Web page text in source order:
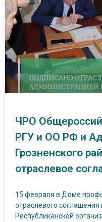
ЧРО
РГУ и ОО РФ и
Грозненского
отраслевое
15 февраля в Доме
отраслевого
Республиканской